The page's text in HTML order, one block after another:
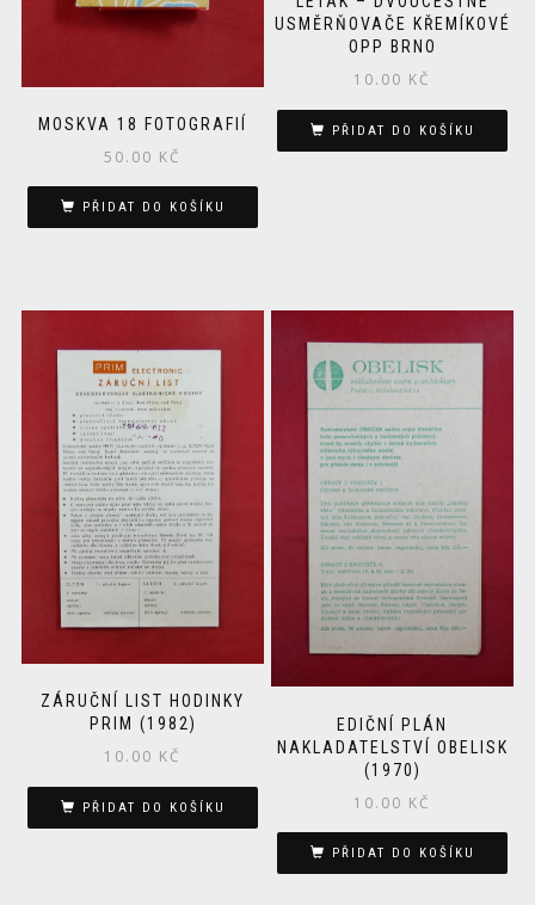
MOSKVA 18 FOTOGRAFIÍ
50.00 KČ
PŘIDAT DO KOŠÍKU
USMĚRŇOVAČE KŘEMÍKOVÉ
OPP BRNO
10.00 KČ
PŘIDAT DO KOŠÍKU
ZÁRUČNÍ LIST HODINKY
PRIM (1982)
10.00 KČ
PŘIDAT DO KOŠÍKU
EDIČNÍ PLÁN
NAKLADATELSTVÍ OBELISK
(1970)
10.00 KČ
PŘIDAT DO KOŠÍKU